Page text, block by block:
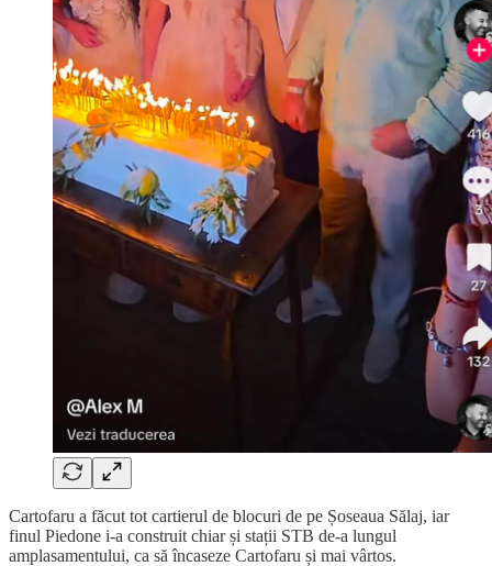
Cartofaru a făcut tot cartierul de blocuri de pe Șoseaua Sălaj, iar
finul Piedone i-a construit chiar și stații STB de-a lungul
amplasamentului, ca să încaseze Cartofaru și mai vârtos.